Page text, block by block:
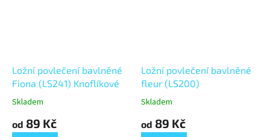
Ložní povlečení bavlněné
Fiona (LS241) Knoflíkové
Skladem
od 89 Kč
Ložní povlečení bavlněné
fleur (LS200)
Skladem
od 89 Kč